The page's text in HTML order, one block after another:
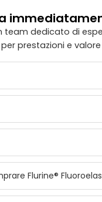
team dedicato di
prestazioni e